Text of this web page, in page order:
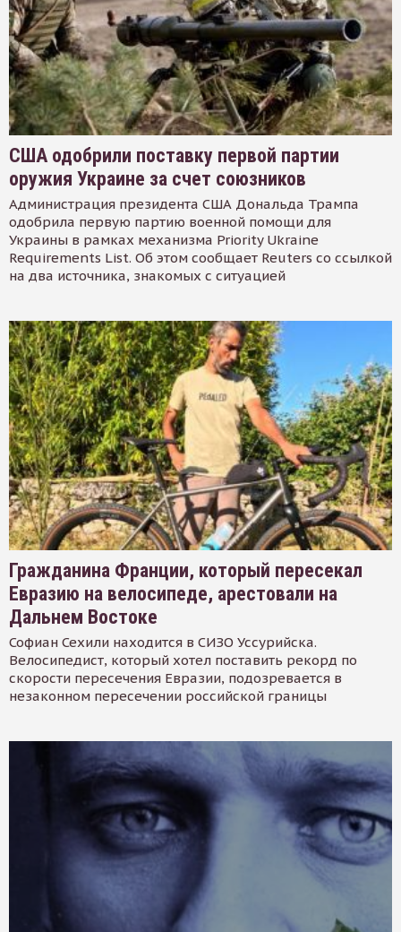
США одобрили поставку первой партии
оружия Украине за счет союзников
Администрация президента США Дональда Трампа
одобрила первую партию военной помощи для
Украины в рамках механизма Priority Ukraine
Requirements List. Об этом сообщает Reuters со ссылкой
на два источника, знакомых с ситуацией
Гражданина Франции, который пересекал
Евразию на велосипеде, арестовали на
Дальнем Востоке
Софиан Сехили находится в СИЗО Уссурийска.
Велосипедист, который хотел поставить рекорд по
скорости пересечения Евразии, подозревается в
незаконном пересечении российской границы